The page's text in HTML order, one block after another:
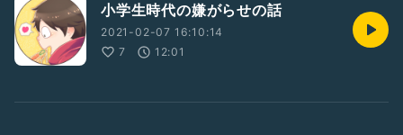
小学生時代の嫌がらせの話
2021-02-07 16:10:14
7
12:01